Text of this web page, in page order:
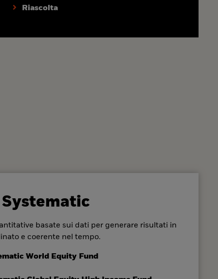
Riascolta
Systematic
basate sui dati per generare risultati in
e coerente nel tempo.
World Equity Fund